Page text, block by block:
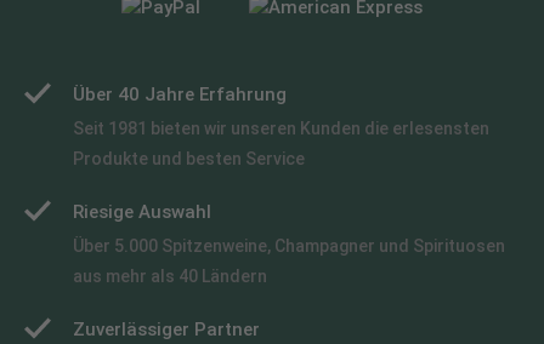
Über 40 Jahre Erfahrung
Seit 1981 bieten wir unseren Kunden die erlesensten
Produkte und besten Service
Riesige Auswahl
Über 5.000 Spitzenweine, Champagner und Spirituosen
aus mehr als 40 Ländern
Zuverlässiger Partner